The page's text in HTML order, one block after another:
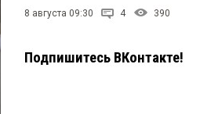
8 августа 09:30 4 390
Подпишитесь ВКонтакте!